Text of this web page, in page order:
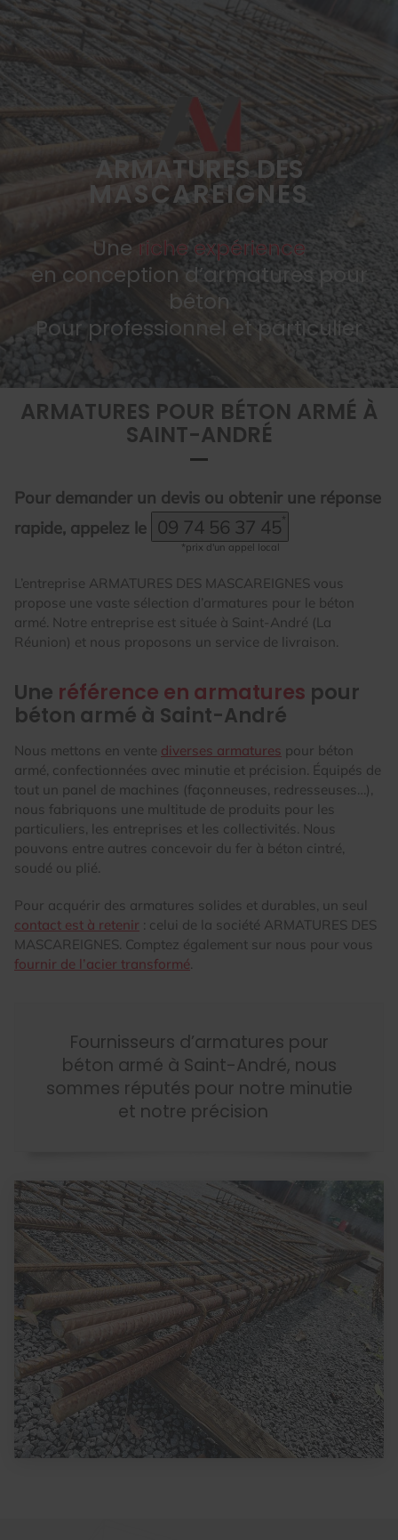
ARMATURES DES
MASCAREIGNES
Une riche expérience
en conception d’armatures pour
béton
Pour professionnel et particulier
ARMATURES POUR BÉTON ARMÉ À
SAINT-ANDRÉ
Pour demander un devis ou obtenir une réponse
rapide, appelez le 09 74 56 37 45
L’entreprise ARMATURES DES MASCAREIGNES vous
propose une vaste sélection d’armatures pour le béton
armé. Notre entreprise est située à Saint-André (La
Réunion) et nous proposons un service de livraison.
Une référence en armatures pour
béton armé à Saint-André
Nous mettons en vente diverses armatures pour béton
armé, confectionnées avec minutie et précision. Équipés de
tout un panel de machines (façonneuses, redresseuses…),
nous fabriquons une multitude de produits pour les
particuliers, les entreprises et les collectivités. Nous
pouvons entre autres concevoir du fer à béton cintré,
soudé ou plié.
Pour acquérir des armatures solides et durables, un seul
contact est à retenir : celui de la société ARMATURES DES
MASCAREIGNES. Comptez également sur nous pour vous
fournir de l’acier transformé.
Fournisseurs d’armatures pour
béton armé à Saint-André, nous
sommes réputés pour notre minutie
et notre précision